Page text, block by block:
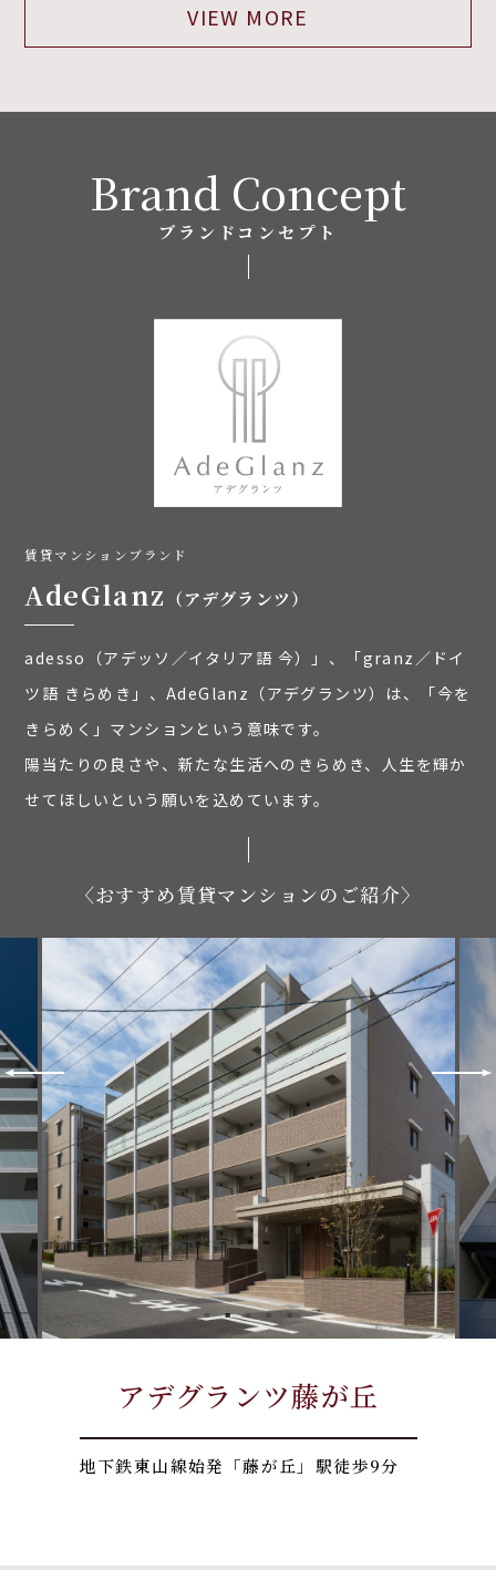
VIEW MORE
Brand Concept
ブランドコンセプト
賃貸マンションブランド
AdeGlanz （アデグランツ）
adesso（アデッソ／イタリア語 今）」、「granz／ドイ
ツ語 きらめき」、AdeGlanz（アデグランツ）は、「今を
きらめく」マンションという意味です。
陽当たりの良さや、新たな生活へのきらめき、人生を輝か
せてほしいという願いを込めています。
〈おすすめ賃貸マンションのご紹介〉
アデグランツ藤が丘
地下鉄東山線始発「藤が丘」駅徒歩9分